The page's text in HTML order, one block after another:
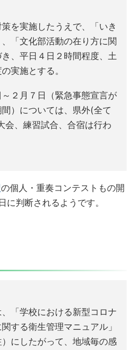
を実施したうえで、「いき
「文化部活動の在り方に関
、平日４日２時間程度、土
実施とする。
２月７日（緊急事態宣言が
）については、県外(全て
会、練習試合、合宿は行わ
の個人・重奏コンテストもの開
に判断されるようです。
「学校における新型コロナ
する衛生管理マニュアル」
にしたがって、地域毎の感